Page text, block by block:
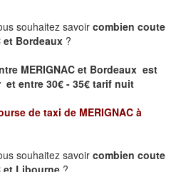
souhaitez savoir combien coute
et Bordeaux ?
MERIGNAC et Bordeaux est
entre 30€ - 35€ tarif nuit
de taxi de MERIGNAC à
souhaitez savoir combien coute